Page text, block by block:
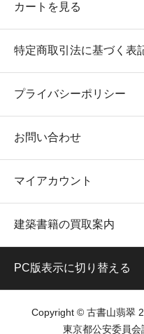
カートを見る
特定商取引法に基づく表
プライバシーポリシー
お問い合わせ
マイアカウント
建築書籍の買取案内
PC版表示に切り替える
Copyright © 古書山翡翠
東京都公安委員